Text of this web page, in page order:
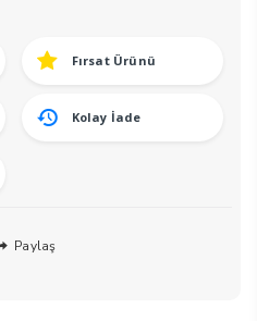
Fırsat Ürünü
Kolay İade
Paylaş